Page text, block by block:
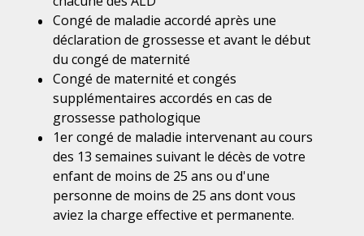
Congé de maladie accordé après une
déclaration de grossesse et avant le début
du congé de maternité
Congé de maternité et congés
supplémentaires accordés en cas de
grossesse pathologique
1ercongé de maladie intervenant au cours
des 13 semaines suivant le décès de votre
enfant de moins de 25 ans ou d'une
personne de moins de 25 ans dont vous
aviez la charge effective et permanente.